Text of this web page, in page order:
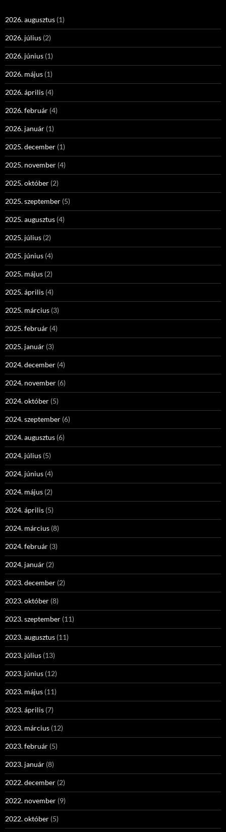
2026. augusztus (1)
2026. július (2)
2026. június (1)
2026. május (1)
2026. április (4)
2026. február (4)
2026. január (1)
2025. december (1)
2025. november (4)
2025. október (2)
2025. szeptember (5)
2025. augusztus (4)
2025. július (2)
2025. június (4)
2025. május (2)
2025. április (4)
2025. március (3)
2025. február (4)
2025. január (3)
2024. december (4)
2024. november (6)
2024. október (5)
2024. szeptember (6)
2024. augusztus (6)
2024. július (5)
2024. június (4)
2024. május (2)
2024. április (5)
2024. március (8)
2024. február (3)
2024. január (2)
2023. december (2)
2023. október (8)
2023. szeptember (11)
2023. augusztus (11)
2023. július (13)
2023. június (12)
2023. május (11)
2023. április (7)
2023. március (12)
2023. február (5)
2023. január (8)
2022. december (2)
2022. november (9)
2022. október (5)